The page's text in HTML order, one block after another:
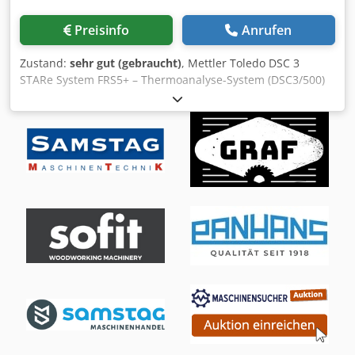
Rohrlänge 6 Meter Spezielle Software für das
Rohrschneiden Maximale Rohrbeladung: 300 kg
15 Sekunden für Wechsel) - Automatischer Wechsel, max.
Belastung der Tische: 1.000 kg - 2 x CCTV-Kameras: 1 im
Palettenbereich, 1 im Schneidbereich Prozessgase: -
Baustahl: Sauerstoff (0,5 – 25 bar) - Edelstahl: Stickstoff (0,5
– 25 bar) - Aluminium: Druckluft oder Stickstoff (0,5 – 25
bar) Im Lieferumfang enthalten: - Passender
Absaugsystem für 3 kW - Ersatzteil-Basispaket - Schneiden
von reflektierenden Blechen möglich - 3-teiliger Rollwagen
Servomotoren ausgestattet - Servomotoren erreichen bis
zu 100 m/min - Beschleunigung bis zu 1,5 G - Faserlaser –
grüne Lasertechnologie der Zukunft - Komponenten daher
durch effizientere Produktion - Zusätzlich präzise Schnitte
und glatte Oberflächenqualität - Schwerlast-
Rahmenkonstruktion - Ausgestattet mit weltweit
bekannten, langlebigen Qualitätskomponenten Wir
Preisinfo Anrufen
Zustand: sehr gut (gebraucht), Mettler Toledo DSC 3
STARe System FRS5+ – Thermoanalyse-System (DSC3/500)
inkl. Zubehör, PC und Waage Hersteller: Mettler Toledo
Modell: DSC 3 STARe System Ausführung: DSC3/500
Beschreibung: Zum Verkauf steht ein professionelles
Thermoanalyse-System vom Typ Mettler Toledo DSC 3
STARe System mit FRS5+ Sensor. Das Gerät wird zur
Untersuchung thermischer Materialeigenschaften mittels
System stammt aus einer professionellen Laborumgebung
und befindet sich in gepflegtem gebrauchten Zustand. Die
letzte Wartung durch Mettler Toledo erfolgte am
08.04.2025, die nächste Wartung ist erst für 04/2027
Entwicklung Qualitätssicherung Materialprüfung
Kunststoff- und Werkstoffanalyse Funktionen: Bestimmung
von Schmelzpunkten und Glasübergängen Analyse von